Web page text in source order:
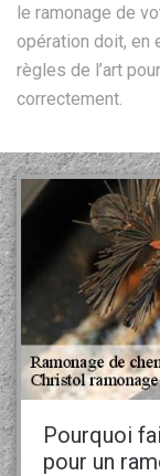
le ramonage de
opération doit, en
règles de l’art
correctement.
Pourquoi
pour un